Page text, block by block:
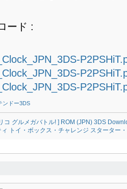
ード :
ンドー3DS
コ グルメガバトル! ] ROM (JPN) 3DS
トイ・ボックス・チャレンジ スターター